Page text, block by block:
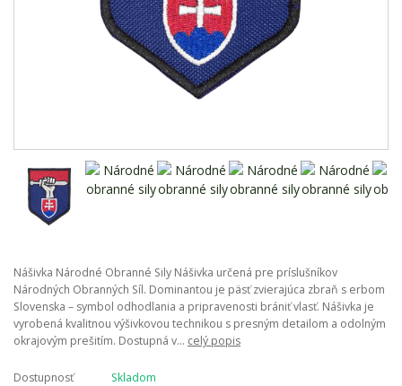
Nášivka Národné Obranné Sily Nášivka určená pre príslušníkov
Národných Obranných Síl. Dominantou je päsť zvierajúca zbraň s erbom
Slovenska – symbol odhodlania a pripravenosti brániť vlasť. Nášivka je
vyrobená kvalitnou výšivkovou technikou s presným detailom a odolným
okrajovým prešitím. Dostupná v... celý popis
Dostupnosť
Skladom